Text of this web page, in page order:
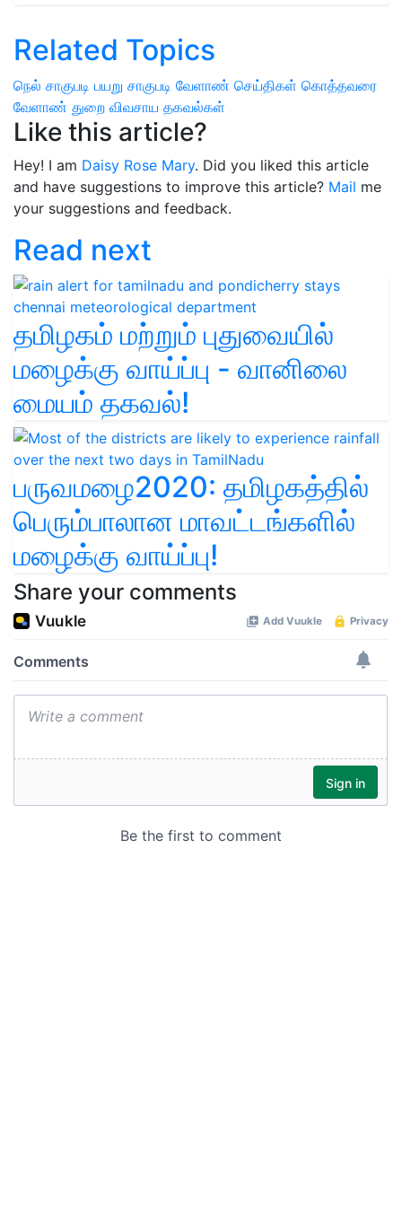
Related Topics
நெல் சாகுபடி பயறு சாகுபடி வேளாண் செய்திகள் கொத்தவரை
வேளாண் துறை விவசாய தகவல்கள்
Like this article?
Hey! I am Daisy Rose Mary. Did you liked this article
and have suggestions to improve this article? Mail me
your suggestions and feedback.
Read next
தமிழகம் மற்றும் புதுவையில்
மழைக்கு வாய்ப்பு - வானிலை
மையம் தகவல்!
பருவமழை2020: தமிழகத்தில்
பெரும்பாலான மாவட்டங்களில்
மழைக்கு வாய்ப்பு!
Share your comments